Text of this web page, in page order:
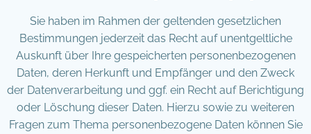
Sie haben im Rahmen der geltenden gesetzlichen
Bestimmungen jederzeit das Recht auf unentgeltliche
Auskunft über Ihre gespeicherten personenbezogenen
Daten, deren Herkunft und Empfänger und den Zweck
der Datenverarbeitung und ggf. ein Recht auf Berichtigung
oder Löschung dieser Daten. Hierzu sowie zu weiteren
Fragen zum Thema personenbezogene Daten können Sie